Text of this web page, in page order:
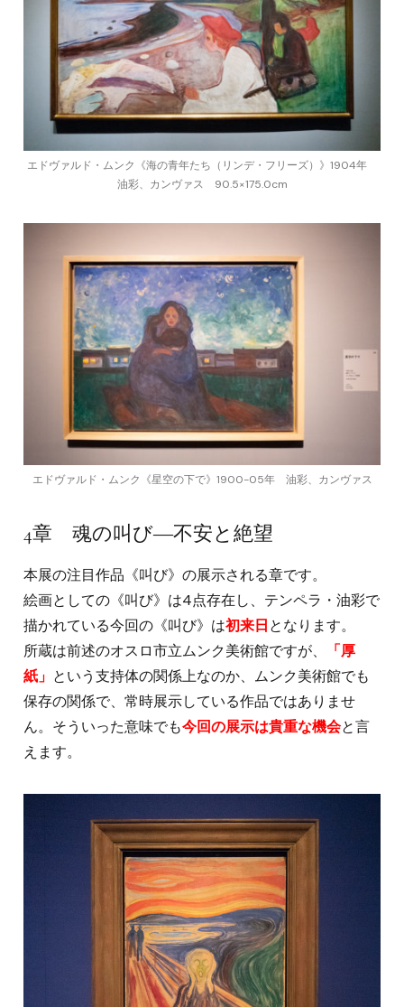
エドヴァルド・ムンク《海の青年たち（リンデ・フリーズ）》1904年
油彩、カンヴァス 90.5×175.0cm
エドヴァルド・ムンク《星空の下で》1900-05年 油彩、カンヴァス
4章 魂の叫び―不安と絶望
本展の注目作品《叫び》の展示される章です。
絵画としての《叫び》は4点存在し、テンペラ・油彩で
描かれている今回の《叫び》は初来日となります。
所蔵は前述のオスロ市立ムンク美術館ですが、
「厚
紙」 という支持体の関係上なのか、ムンク美術館でも
保存の関係で、常時展示している作品ではありませ
ん。そういった意味でも今回の展示は貴重な機会と言
えます。